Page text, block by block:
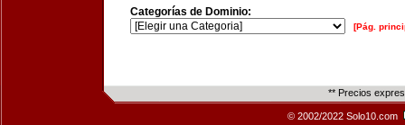
Categorías de Dominio:
[Pág.
** Precios
© 2002/2022 Solo10.com